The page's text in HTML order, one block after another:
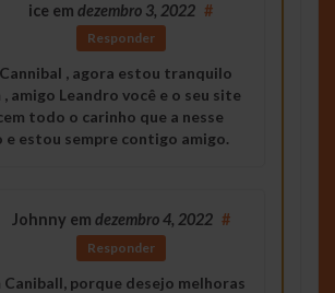
ice em dezembro 3, 2022 #
Responder
, agora estou tranquilo
amigo Leandro você e o seu site
todo o carinho que a nesse
e estou sempre contigo amigo.
Johnny em dezembro 4, 2022 #
Responder
Caniball, porque desejo melhoras